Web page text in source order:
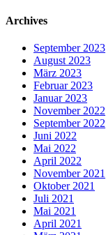
Archives
September 2023
August 2023
März 2023
Februar 2023
Januar 2023
November 2022
September 2022
Juni 2022
Mai 2022
April 2022
November 2021
Oktober 2021
Juli 2021
Mai 2021
April 2021